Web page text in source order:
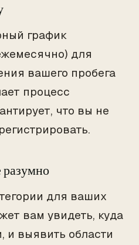
график
для
вашего пробега
процесс
что вы не
для ваших
вам увидеть, куда
и выявить области